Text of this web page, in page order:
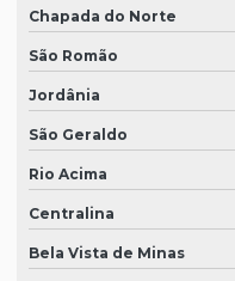
Chapada do Norte
São Romão
Jordânia
São Geraldo
Rio Acima
Centralina
Bela Vista de Minas